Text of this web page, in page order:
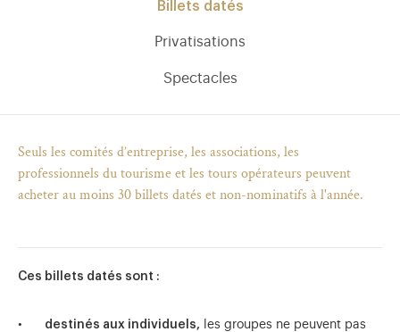
onglet)
nouvel onglet)
fenêtre modale)
de l'application (ouverture dans un nouvel onglet)
Billets datés
Privatisations
Spectacles
Seuls les comités d’entreprise, les associations, les
professionnels du tourisme et les tours opérateurs peuvent
acheter au moins 30 billets datés et non-nominatifs à l'année.
Ces billets datés sont :
destinés aux individuels, les groupes ne peuvent pas